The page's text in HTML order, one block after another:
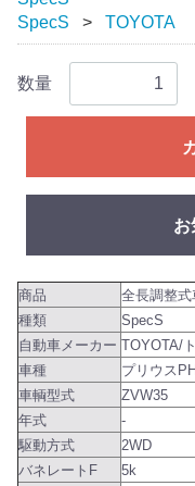
SpecS
TOYOTA
数量
お
商品
全長調整式
種類
SpecS
自動車メーカー TOYOTA/
車種
プリウス
車輌型式
ZVW35
年式
-
駆動方式
2WD
バネレートF
5k